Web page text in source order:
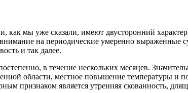
как мы уже сказали, имеют двусторонний
на периодические умеренно
и так далее.
в течение нескольких месяцев.
области, местное повышение температуры и
признаком является утренняя скованность,